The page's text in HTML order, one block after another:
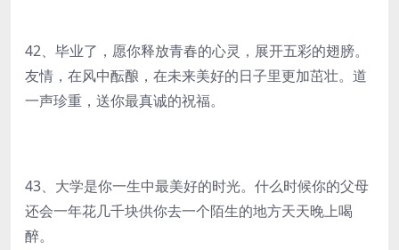
42、毕业了，愿你释放青春的心灵，展开五彩的翅膀。
友情，在风中酝酿，在未来美好的日子里更加茁壮。道
一声珍重，送你最真诚的祝福。
43、大学是你一生中最美好的时光。什么时候你的父母
还会一年花几千块供你去一个陌生的地方天天晚上喝
醉。